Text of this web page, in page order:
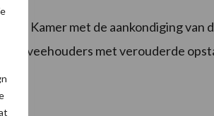
Kamer met de aankondiging van
met verouderde